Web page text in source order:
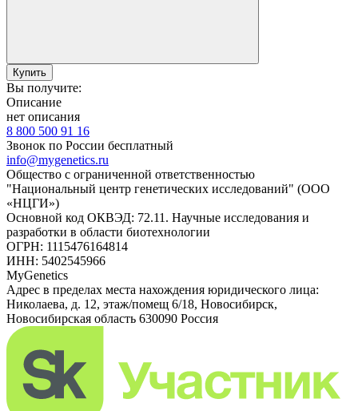
Купить
Вы получите:
Описание
нет описания
8 800 500 91 16
Звонок по России бесплатный
info@mygenetics.ru
Общество с ограниченной ответственностью
"Национальный центр генетических исследований" (ООО
«НЦГИ»)
Основной код ОКВЭД: 72.11. Научные исследования и
разработки в области биотехнологии
ОГРН: 1115476164814
ИНН: 5402545966
MyGenetics
Адрес в пределах места нахождения юридического лица:
Николаева, д. 12, этаж/помещ 6/18, Новосибирск,
Новосибирская область 630090 Россия